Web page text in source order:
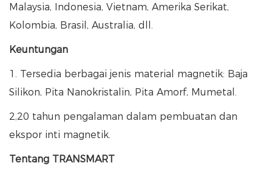
Malaysia, Indonesia, Vietnam, Amerika Serikat,
Kolombia, Brasil, Australia, dll.
Keuntungan
1. Tersedia berbagai jenis material magnetik: Baja
Silikon, Pita Nanokristalin, Pita Amorf, Mumetal.
2,20 tahun pengalaman dalam pembuatan dan
ekspor inti magnetik.
Tentang TRANSMART